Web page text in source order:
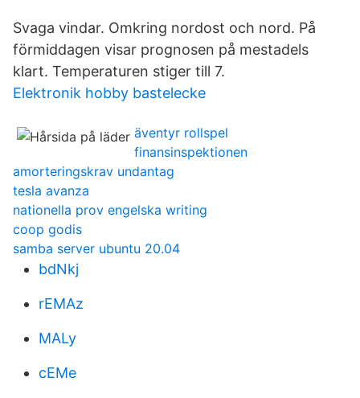
Svaga vindar. Omkring nordost och nord. På
förmiddagen visar prognosen på mestadels
klart. Temperaturen stiger till 7.
Elektronik hobby bastelecke
äventyr rollspel
finansinspektionen
amorteringskrav undantag
tesla avanza
nationella prov engelska writing
coop godis
samba server ubuntu 20.04
bdNkj
rEMAz
MALy
cEMe